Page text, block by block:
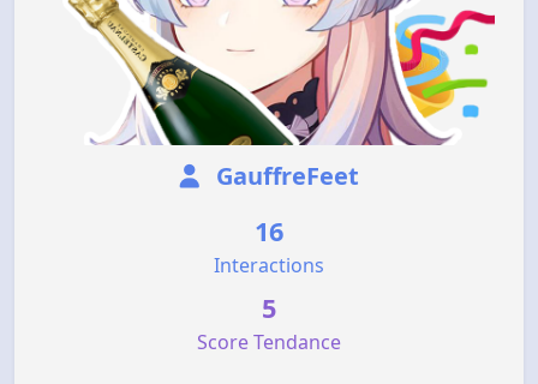
GauffreFeet
16
Interactions
5
Score Tendance